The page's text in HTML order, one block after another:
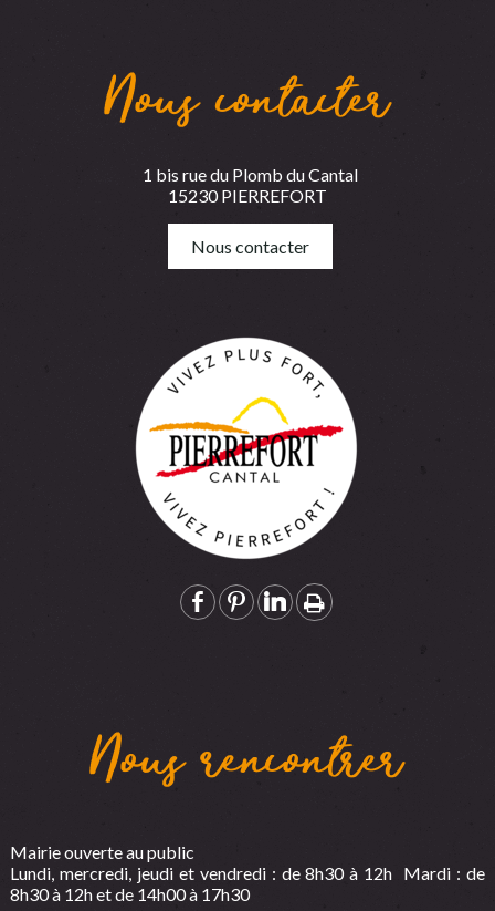
Nous contacter
1 bis rue du Plomb du Cantal
15230 PIERREFORT
Nous contacter
Nous rencontrer
Mairie ouverte au public
Lundi, mercredi, jeudi et vendredi : de 8h30 à 12h Mardi : de
8h30 à 12h et de 14h00 à 17h30